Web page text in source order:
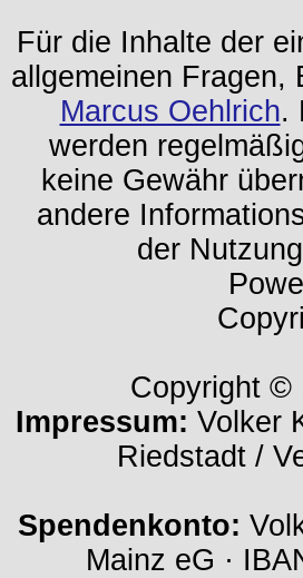
Für die Inhalte der
allgemeinen Fragen,
Marcus Oehlrich.
werden
keine Gewähr
andere
der
Copyright ©
Impressum: Volker
Riedstadt /
Spendenkonto:
Mainz eG ·